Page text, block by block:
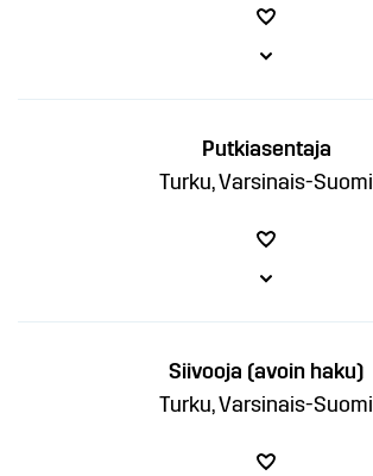
Putkiasentaja
Turku, Varsinais-Suomi
Siivooja (avoin haku)
Turku, Varsinais-Suomi